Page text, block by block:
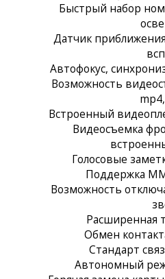
Быстрый набор
Датчик
Автофокус,
Возможность
Встроенный
Видеосъемка
Голосовые
Поддержка
Возможность
Расширенная
Обмен
Стандарт
Автономный